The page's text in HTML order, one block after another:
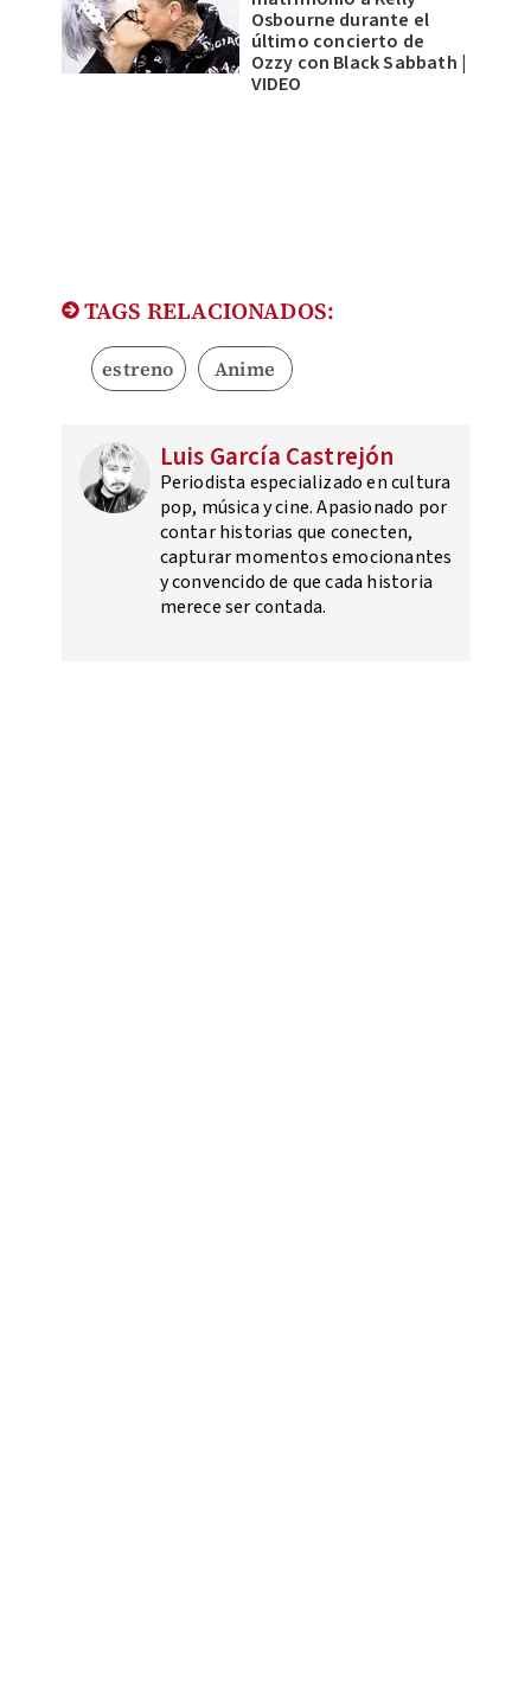
Osbourne durante el
último concierto de
Ozzy con Black Sabbath |
VIDEO
TAGS RELACIONADOS:
estreno Anime
Luis García Castrejón
Periodista especializado en cultura
pop, música y cine. Apasionado por
contar historias que conecten,
capturar momentos emocionantes
y convencido de que cada historia
merece ser contada.